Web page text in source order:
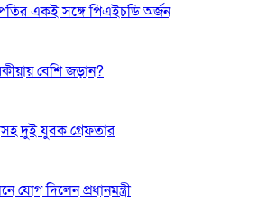
একই সঙ্গে পিএইচডি অর্জন
বেশি জড়ান?
দুই যুবক গ্রেফতার
দিলেন প্রধানমন্ত্রী